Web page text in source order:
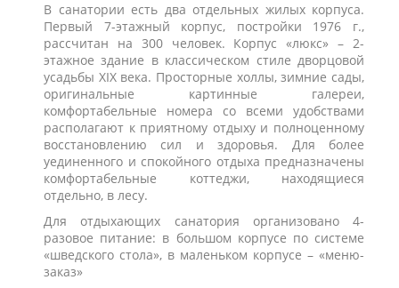
В санатории есть два отдельных жилых корпуса.
Первый 7-этажный корпус, постройки 1976 г.,
рассчитан на 300 человек. Корпус «люкс» – 2-
этажное здание в классическом стиле дворцовой
усадьбы ХIХ века. Просторные холлы, зимние сады,
оригинальные картинные галереи,
комфортабельные номера со всеми удобствами
располагают к приятному отдыху и полноценному
восстановлению сил и здоровья. Для более
уединенного и спокойного отдыха предназначены
комфортабельные коттеджи, находящиеся
отдельно, в лесу.
Для отдыхающих санатория организовано 4-
разовое питание: в большом корпусе по системе
«шведского стола», в маленьком корпусе – «меню-
заказ»